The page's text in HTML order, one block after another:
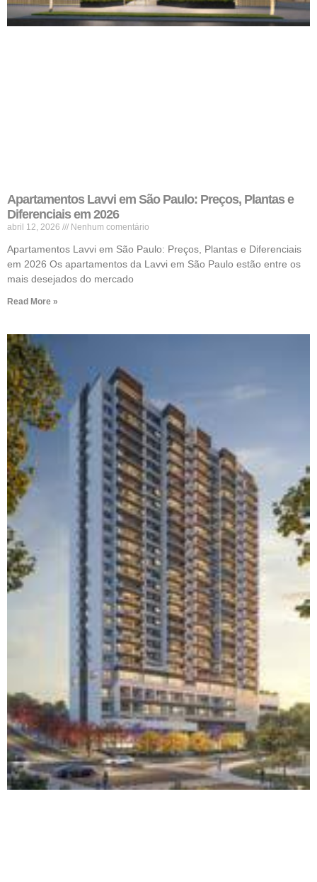
Apartamentos Lavvi em São Paulo: Preços, Plantas e
Diferenciais em 2026
abril 12, 2026 Nenhum comentário
Apartamentos Lavvi em São Paulo: Preços, Plantas e Diferenciais
em 2026 Os apartamentos da Lavvi em São Paulo estão entre os
mais desejados do mercado
Read More »